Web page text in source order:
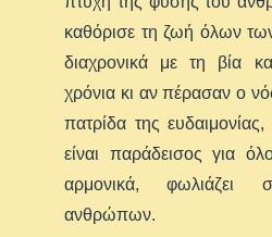
καθόρισε τη ζωή όλων
διαχρονικά με τη βία
χρόνια κι αν πέρασαν ο
πατρίδα της
είναι παράδεισος για
αρμονικά, φωλιάζει
ανθρώπων.